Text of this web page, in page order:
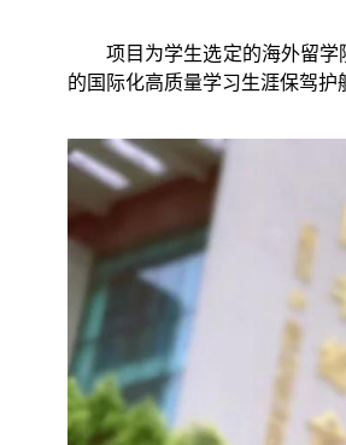
项目为学生选定的海外留
的国际化高质量学习生涯保驾护